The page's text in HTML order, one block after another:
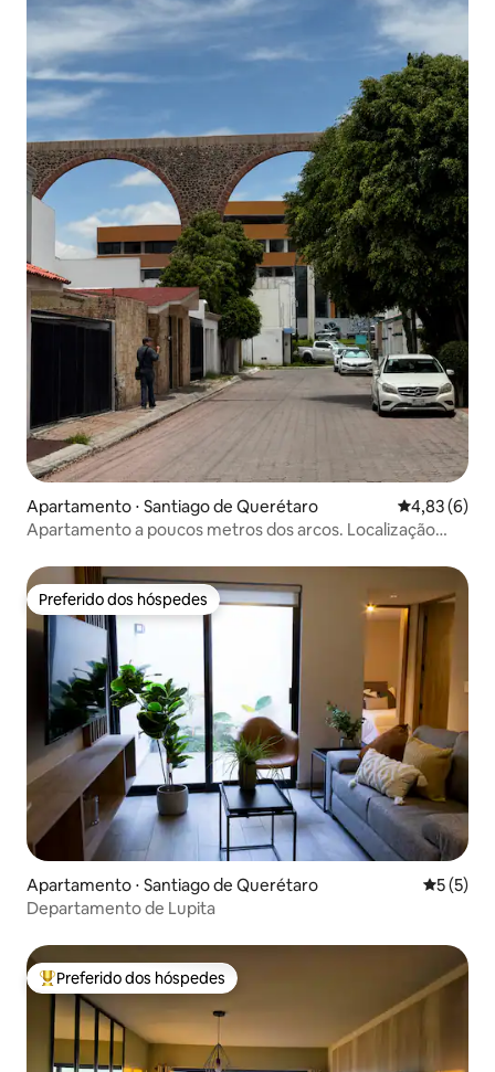
Apartamento ⋅ Santiago de Querétaro 4,83 de uma
4,83 (6)
Apartamento a poucos metros dos arcos. Localização
Preferido dos hóspedes
Preferido dos hóspedes
Apartamento ⋅ Santiago de Querétaro 5 de
5 (5)
Departamento de Lupita
Entre os melhores preferidos dos hóspedes
Preferido dos hóspedes